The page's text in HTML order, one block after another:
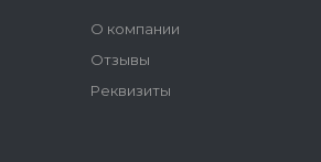
О компании
Отзывы
Реквизиты